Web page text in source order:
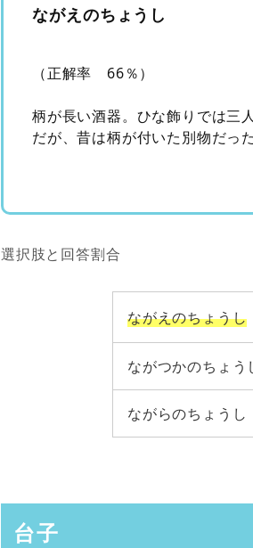
ながえのちょうし
（正解率 66％）
柄が長い酒器。ひな飾りでは三
だが、昔は柄が付いた別物だった
選択肢と回答割合
ながえのちょうし
ながつかのちょう
ながらのちょうし
台子